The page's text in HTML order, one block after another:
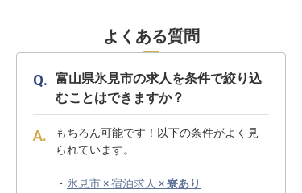
よくある質問
富山県氷見市の求人を条件で絞り込
むことはできますか？
もちろん可能です！以下の条件がよく見
られています。
・ 氷見市 × 宿泊求人 ×寮あり